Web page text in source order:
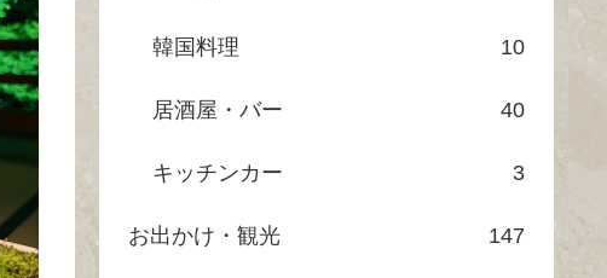
韓国料理 10
居酒屋・バー 40
キッチンカー 3
お出かけ・観光 147